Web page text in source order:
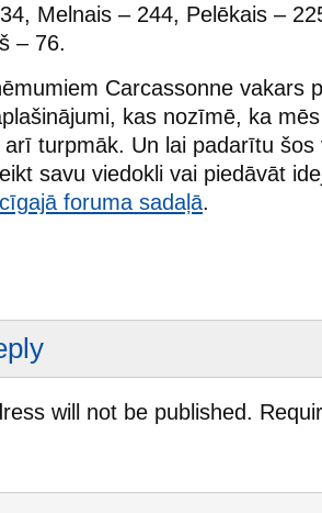
Melnais – 244, Pelēkais –
– 76.
Carcassonne vakars
kas nozīmē, ka
turpmāk. Un lai padarītu šos
savu viedokli vai piedāvāt
foruma sadaļā.
will not be published.